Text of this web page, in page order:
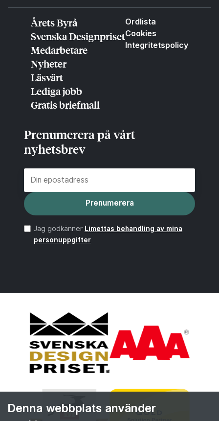
Denna webbplats använder
Årets Byrå
Svenska Designpriset
Medarbetare
Nyheter
Läsvärt
Lediga jobb
Gratis briefmall
Ordlista
Cookies
Integritetspolicy
Prenumerera på vårt
nyhetsbrev
Prenumerera
Jag godkänner Limettas behandling av mina
personuppgifter